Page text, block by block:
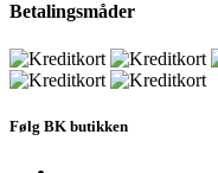
Betalingsmåder
Følg BK butikken